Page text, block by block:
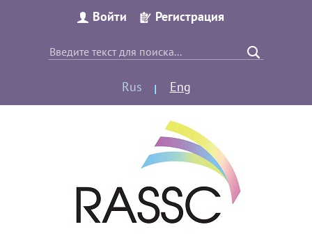
Войти Регистрация
Rus Eng